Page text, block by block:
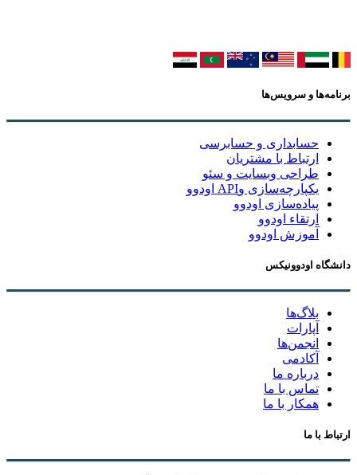
برنامه‌ها و سرویس‌ها
حسابداری و حسابرسی
ارتباط با مشتریان
طراحی وبسایت و سئو
یکپارچه‌سازی وAPI اودوو
پیاده‌سازی اودوو
ارتقاء اودوو
آموزش اودوو
دانشگاه اودوونیکس
بلاگ‌ها
آپارات
انجمن‌ها
آکادمی
درباره ما
تماس با ما
همکار با ما
ارتباط با ما